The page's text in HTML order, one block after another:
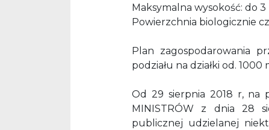
Maksymalna wysokość: do
Powierzchnia biologicznie
Plan zagospodarowania
podziału na działki od. 1000
Od 29 sierpnia 2018 r, na
MINISTRÓW z dnia 28
publicznej udzielanej